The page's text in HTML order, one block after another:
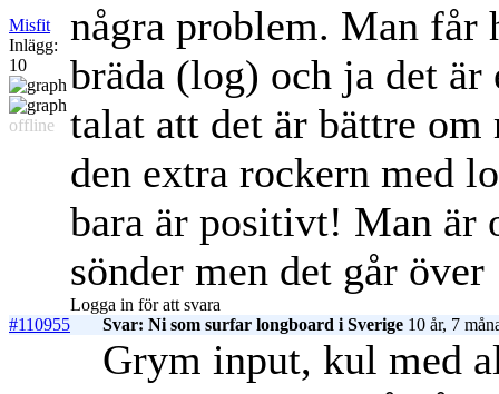
Misfit
Inlägg:
10
offline
några problem. Man
bräda (log) och ja det
talat att det är bättre
den extra rockern med
bara är positivt! Man är
sönder men det går över
Logga in för att svara
#110955
Svar: Ni som surfar longboard i Sverige 10 år, 7
Grym input, kul med